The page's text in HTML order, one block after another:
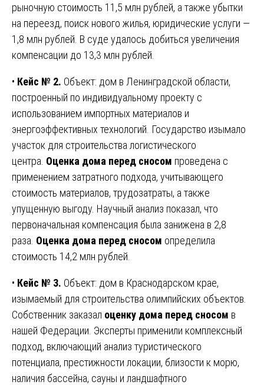
рыночную стоимость 11,5 млн рублей, а также убытки
на переезд, поиск нового жилья, юридические услуги —
1,8 млн рублей. В суде удалось добиться увеличения
компенсации до 13,3 млн рублей.
• Кейс № 2. Объект: дом в Ленинградской области,
построенный по индивидуальному проекту с
использованием импортных материалов и
энергоэффективных технологий. Государство изымало
участок для строительства логистического
центра. Оценка дома перед сносом проведена с
применением затратного подхода, учитывающего
стоимость материалов, трудозатраты, а также
упущенную выгоду. Научный анализ показал, что
первоначальная компенсация была занижена в 2,8
раза. Оценка дома перед сносом определила
стоимость 14,2 млн рублей.
• Кейс № 3. Объект: дом в Краснодарском крае,
изымаемый для строительства олимпийских объектов.
Собственник заказал оценку дома перед сносом в
нашей Федерации. Эксперты применили комплексный
подход, включающий анализ туристического
потенциала, престижности локации, близости к морю,
наличия бассейна, сауны и ландшафтного